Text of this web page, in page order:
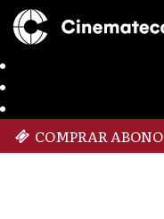
COMPRAR ABONO